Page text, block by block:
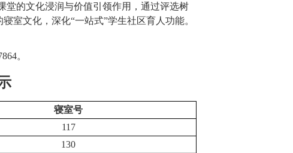
堂的文化浸润与价值引领作用，通过评选树
室文化，深化“一站式”学生社区育人功能。
。
寝室号
117
130